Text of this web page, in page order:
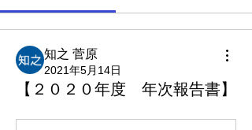
知之 菅原
2021年5月14日
【２０２０年度 年次報告書】